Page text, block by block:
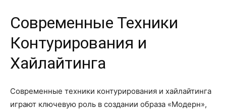
Современные Техники
Контурирования и
Хайлайтинга
Современные техники контурирования и хайлайтинга
играют ключевую роль в создании образа «Модерн»,